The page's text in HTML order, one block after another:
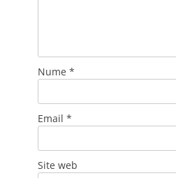
Nume *
Email *
Site web